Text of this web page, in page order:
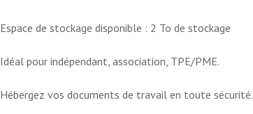
Espace de stockage disponible : 2 To de stockage
Idéal pour indépendant, association, TPE/PME.
Hébergez vos documents de travail en toute sécurité.